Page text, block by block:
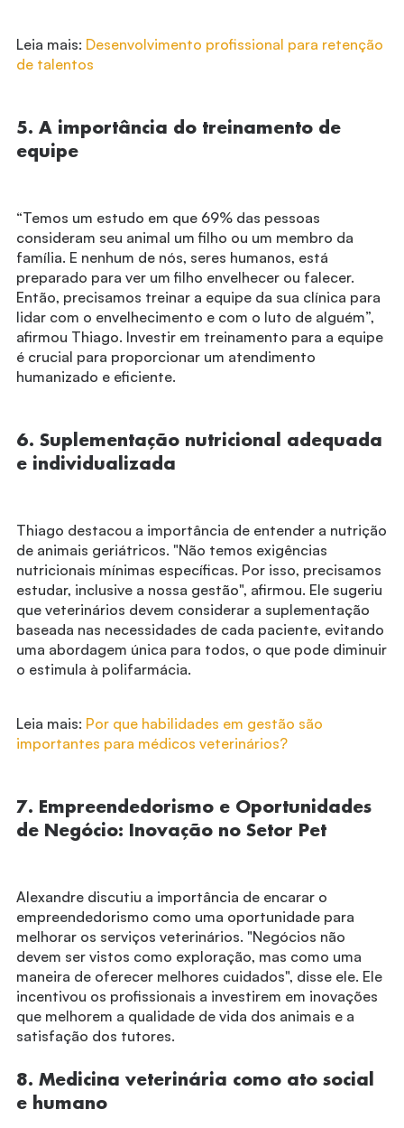
Leia mais: Desenvolvimento profissional para retenção
de talentos
5. A importância do treinamento de
equipe
“Temos um estudo em que 69% das pessoas
consideram seu animal um filho ou um membro da
família. E nenhum de nós, seres humanos, está
preparado para ver um filho envelhecer ou falecer.
Então, precisamos treinar a equipe da sua clínica para
lidar com o envelhecimento e com o luto de alguém”,
afirmou Thiago. Investir em treinamento para a equipe
é crucial para proporcionar um atendimento
humanizado e eficiente.
6. Suplementação nutricional adequada
e individualizada
Thiago destacou a importância de entender a nutrição
de animais geriátricos. "Não temos exigências
nutricionais mínimas específicas. Por isso, precisamos
estudar, inclusive a nossa gestão", afirmou. Ele sugeriu
que veterinários devem considerar a suplementação
baseada nas necessidades de cada paciente, evitando
uma abordagem única para todos, o que pode diminuir
o estimula à polifarmácia.
Leia mais: Por que habilidades em gestão são
importantes para médicos veterinários?
7. Empreendedorismo e Oportunidades
de Negócio: Inovação no Setor Pet
Alexandre discutiu a importância de encarar o
empreendedorismo como uma oportunidade para
melhorar os serviços veterinários. "Negócios não
devem ser vistos como exploração, mas como uma
maneira de oferecer melhores cuidados", disse ele. Ele
incentivou os profissionais a investirem em inovações
que melhorem a qualidade de vida dos animais e a
satisfação dos tutores.
8. Medicina veterinária como ato social
e humano